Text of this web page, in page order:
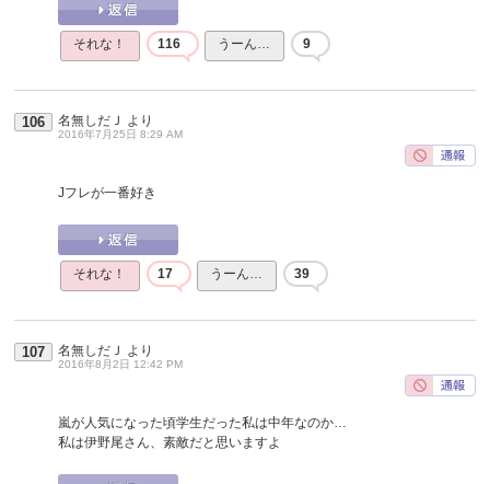
それな！ 116 うーん… 9
106 名無しだＪ より
2016年7月25日 8:29 AM
Jフレが一番好き
それな！ 17 うーん… 39
107 名無しだＪ より
2016年8月2日 12:42 PM
嵐が人気になった頃学生だった私は中年なのか…
私は伊野尾さん、素敵だと思いますよ